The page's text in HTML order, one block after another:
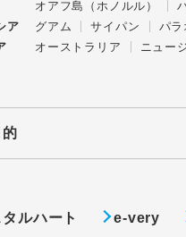
オアフ島（ホノルル）
ア
グアム サイパン
パラ
オーストラリア ニュー
ルハート e-very